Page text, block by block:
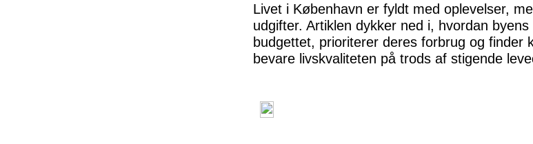
Livet i København er fyldt med oplevelser,
udgifter. Artiklen dykker ned i, hvordan
budgettet, prioriterer deres forbrug og finder
bevare livskvaliteten på trods af stigende